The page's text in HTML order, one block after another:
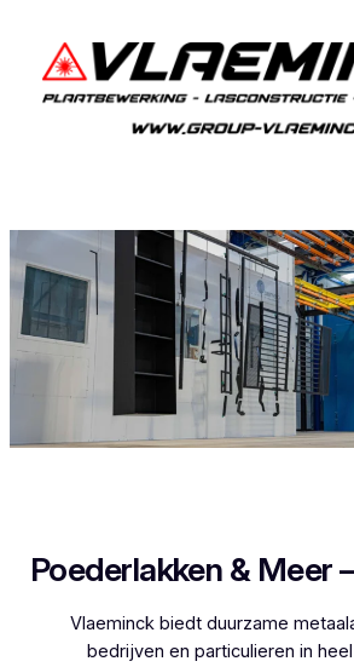
Poederlakken & Meer
Vlaeminck biedt duurzame
bedrijven en particulieren in